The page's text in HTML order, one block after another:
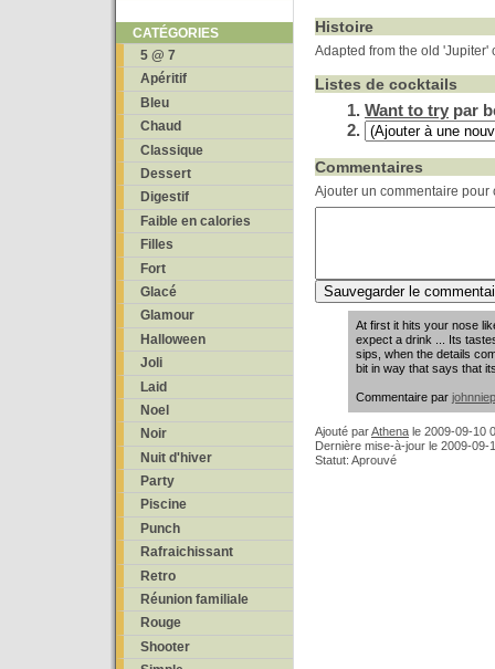
CATÉGORIES
5 @ 7
Apéritif
Bleu
Chaud
Classique
Dessert
Digestif
Faible en calories
Filles
Fort
Glacé
Glamour
Halloween
Joli
Laid
Noel
Noir
Nuit d'hiver
Party
Piscine
Punch
Rafraichissant
Retro
Réunion familiale
Rouge
Shooter
Histoire
Adapted from the old 'Jupiter'
Listes de cocktails
Want to try par
Commentaires
Ajouter un commentaire pour
At first it hits your nose
expect a drink ... Its
sips, when the details
bit in way that says that
Commentaire par
Ajouté parAthena le 2009-09-10
Dernière mise-à-jour le 2009-09-
Statut: Aprouvé